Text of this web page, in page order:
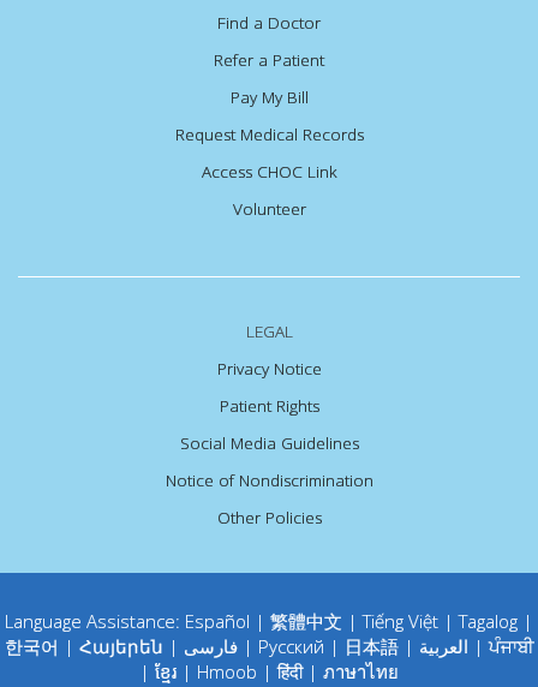
Find a Doctor
Refer a Patient
Pay My Bill
Request Medical Records
Access CHOC Link
Volunteer
LEGAL
Privacy Notice
Patient Rights
Social Media Guidelines
Notice of Nondiscrimination
Other Policies
Language Assistance: Español | 繁體中文 |Tiếng Việt |Tagalog |
한국어 | Հայերեն | فارسی| Русский | 日本語| العربية |ਪੰਜਾਬੀ
| ខ្មែរ | Hmoob |हिंदी| ภาษาไทย